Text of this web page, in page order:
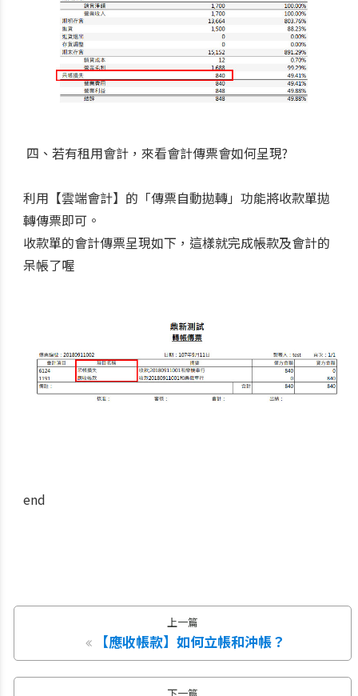
四、若有租用會計，來看會計傳票會如何呈現?
利用【雲端會計】的「傳票自動拋轉」功能將收款單拋
轉傳票即可。
收款單的會計傳票呈現如下，這樣就完成帳款及會計的
呆帳了喔
end
上一篇
【應收帳款】如何立帳和沖帳？